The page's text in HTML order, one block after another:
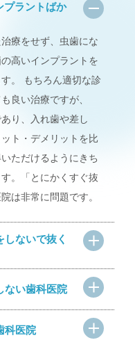
プラントばか
療をせず、虫歯にな
高いインプラントを
。 もちろん適切な診
良い治療ですが、
り、入れ歯や差し
ト・デメリットを比
ただけるようにきち
。「とにかくすぐ抜
は非常に問題です。
しないで抜く
ない歯科医院
科医院